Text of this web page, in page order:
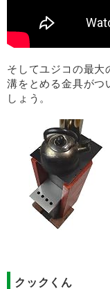
そしてユジコの最大
溝をとめる金具がつ
しょう。
クックくん